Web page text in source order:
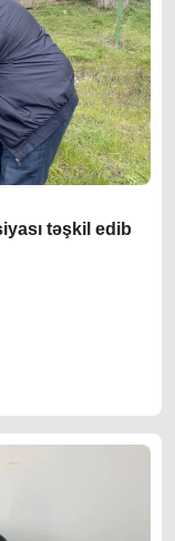
təşkil edib